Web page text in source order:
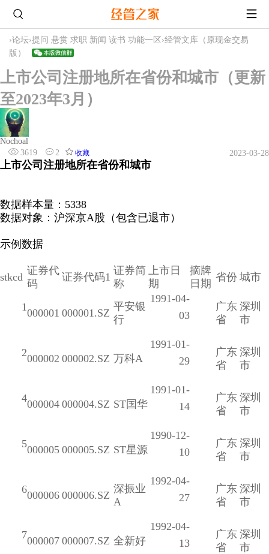
›论坛›提问 悬赏 求职 新闻 读书 功能一区 ›经管文库（原现金交易
版）
上市公司注册地所在省份和城市（更新
至2023年3月）
Nochoal
3619
2 收藏 2023-03-28
上市公司注册地所在省份和城市
数据样本量：5338
数据对象：沪深京A股（包含已退市）
示例数据
stkcd
证券代
码
证券代码1
证券简
称
上市日
期
摘牌
日期
省份 城市
1000001 000001.SZ
平安银
行
1991-04-
03
广东
省
深圳
市
2000002 000002.SZ 万科A
1991-01-
29
广东
省
深圳
市
4000004 000004.SZ ST国华
1991-01-
14
广东
省
深圳
市
5000005 000005.SZ ST星源
1990-12-
10
广东
省
深圳
市
6000006 000006.SZ
深振业
A
1992-04-
27
广东
省
深圳
市
7000007 000007.SZ 全新好
1992-04-
13
广东
省
深圳
市